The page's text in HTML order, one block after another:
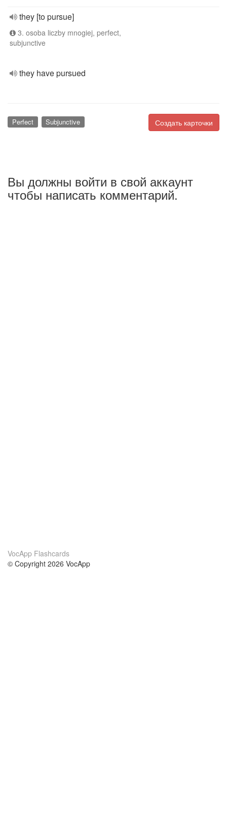
they [to pursue]
3. osoba liczby mnogiej, perfect,
subjunctive
they have pursued
Создать карточки
Perfect Subjunctive
Вы должны войти в свой аккаунт
чтобы написать комментарий.
VocApp Flashcards
© Copyright 2026 VocApp